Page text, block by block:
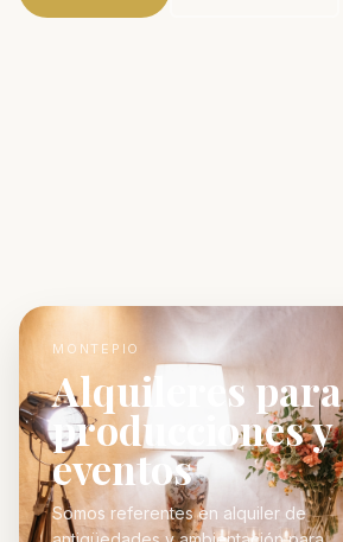
MONTEPIO
Alquileres para
producciones y
eventos
Somos referentes en alquiler de